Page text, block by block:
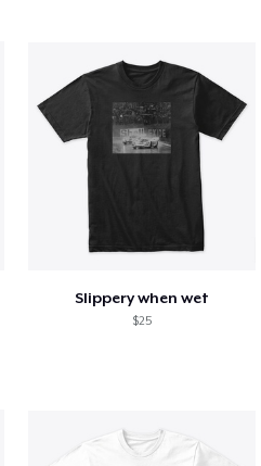
Slippery when wet
$25